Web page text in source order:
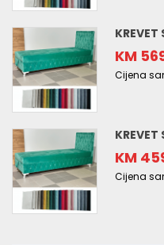
KREVET
KM
Cijena
KREVET
KM
Cijena